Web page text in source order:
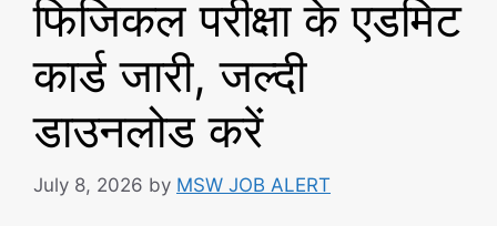
फिजिकल परीक्षा के एडमिट
कार्ड जारी, जल्दी
डाउनलोड करें
July 8, 2026 by MSW JOB ALERT